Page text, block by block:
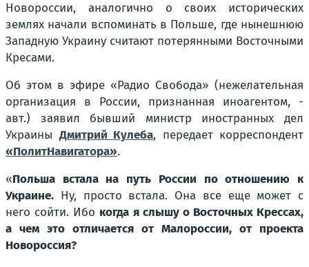
Новороссии, аналогично о своих исторических
землях начали вспоминать в Польше, где нынешнюю
Западную Украину считают потерянными Восточными
Кресами.
Об этом в эфире «Радио Свобода» (нежелательная
организация в России, признанная иноагентом, -
авт.) заявил бывший министр иностранных дел
УкраиныДмитрий Кулеба, передает корреспондент
«ПолитНавигатора».
«Польша встала на путь России по отношению к
Украине. Ну, просто встала. Она все еще может с
него сойти. Ибо когда я слышу о Восточных Крессах,
а чем это отличается от Малороссии, от проекта
Новороссия?